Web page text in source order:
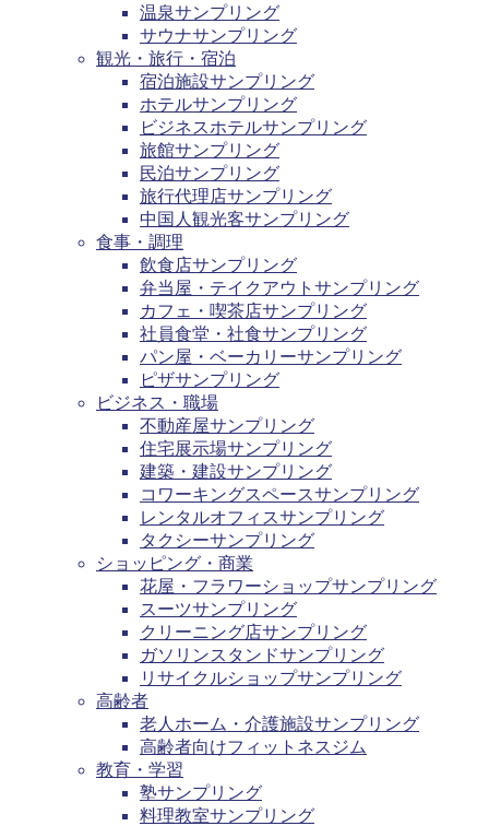
温泉サンプリング
サウナサンプリング
観光・旅行・宿泊
宿泊施設サンプリング
ホテルサンプリング
ビジネスホテルサンプリング
旅館サンプリング
民泊サンプリング
旅行代理店サンプリング
中国人観光客サンプリング
食事・調理
飲食店サンプリング
弁当屋・テイクアウトサンプリング
カフェ・喫茶店サンプリング
社員食堂・社食サンプリング
パン屋・ベーカリーサンプリング
ピザサンプリング
ビジネス・職場
不動産屋サンプリング
住宅展示場サンプリング
建築・建設サンプリング
コワーキングスペースサンプリング
レンタルオフィスサンプリング
タクシーサンプリング
ショッピング・商業
花屋・フラワーショップサンプリング
スーツサンプリング
クリーニング店サンプリング
ガソリンスタンドサンプリング
リサイクルショップサンプリング
高齢者
老人ホーム・介護施設サンプリング
高齢者向けフィットネスジム
教育・学習
塾サンプリング
料理教室サンプリング